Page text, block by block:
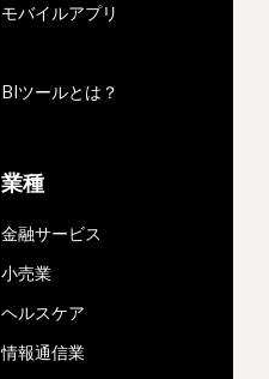
モバイルアプリ
BIツールとは？
業種
金融サービス
小売業
ヘルスケア
情報通信業